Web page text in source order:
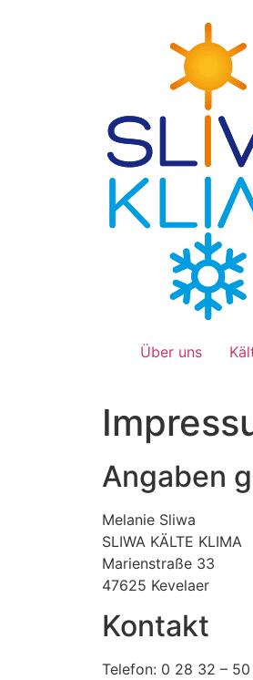
Über uns
Angaben
Melanie Sliwa
SLIWA KÄLTE KLIMA
Marienstraße 33
47625 Kevelaer
Kontakt
Telefon: 0 28 32 – 50